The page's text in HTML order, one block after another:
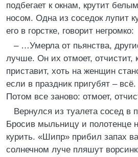
подбегает к окнам, крутит
носом. Одна из соседок лупит
его в горстке, говорит негромко:
– …Умерла от пьянства,
лучше. Он их отмоет, отчистит,
приставит, хоть на женщин
если в праздник пригубят –
Потом все заново: отмоет,
Вернулся из туалета сосед в
Бросив мыльницу и полотенце
курить. «Шипр» прибил запах
солнечном луче пляшут